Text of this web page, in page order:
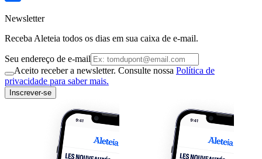
Newsletter
Receba Aleteia todos os dias em sua caixa de e-mail.
Seu endereço de e-mail
Aceito receber a newsletter. Consulte nossa Política de
privacidade para saber mais.
Inscrever-se